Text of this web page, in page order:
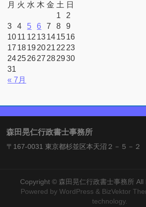
月 火 水 木 金 土 日
« 7月
1
2
3
4 5 6 7 8
9
1011 12 13141516
17 18192021 22 23
24252627 282930
31
森田晃仁行政書士事務所
〒167-0031 東京都杉並区本天沼２－５－２
Copyright © 森田晃仁行政書士事務所 All
Powered byWordPress & BizVektor
technology.